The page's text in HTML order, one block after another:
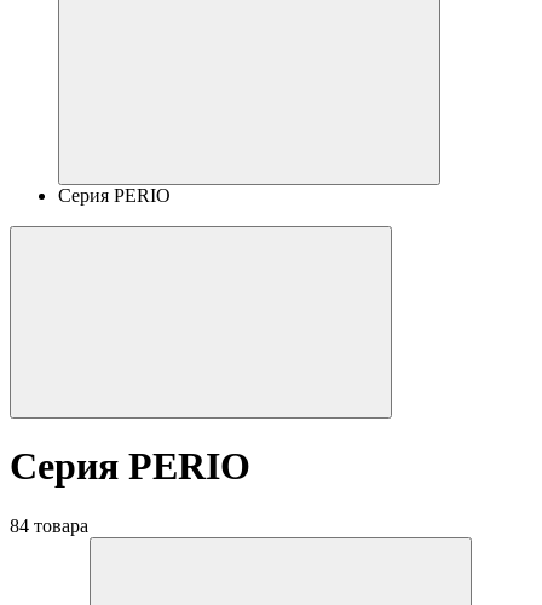
Серия PERIO
Серия PERIO
84 товара